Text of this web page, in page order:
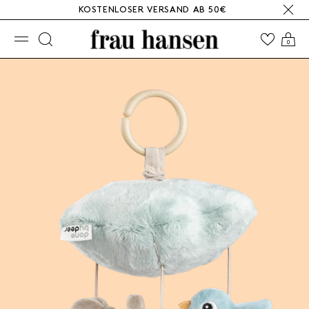
KOSTENLOSER VERSAND AB 50€
0
☰